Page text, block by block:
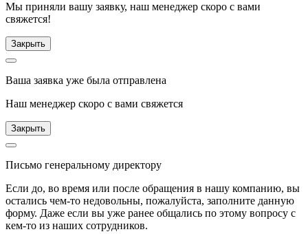
Мы приняли вашу заявку, наш менеджер скоро с вами
свяжется!
Закрыть
Ваша заявка уже была отправлена
Наш менеджер скоро с вами свяжется
Закрыть
Письмо генеральному директору
Если до, во время или после обращения в нашу компанию, вы
остались чем-то недовольны, пожалуйста, заполните данную
форму. Даже если вы уже ранее общались по этому вопросу с
кем-то из наших сотрудников.